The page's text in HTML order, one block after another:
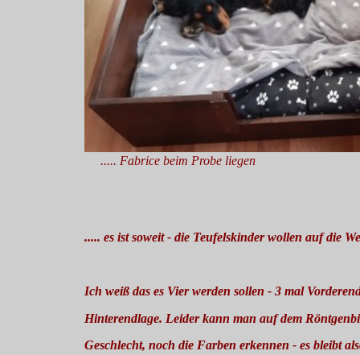
..... Fabrice beim Probe liegen
..... es ist soweit - die Teufelskinder wollen auf die
Ich weiß das es Vier werden sollen - 3 mal
Hinterendlage. Leider kann man auf dem
Geschlecht, noch die Farben erkennen - es bleibt